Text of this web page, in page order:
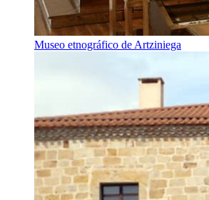
Museo etnográfico de Artziniega